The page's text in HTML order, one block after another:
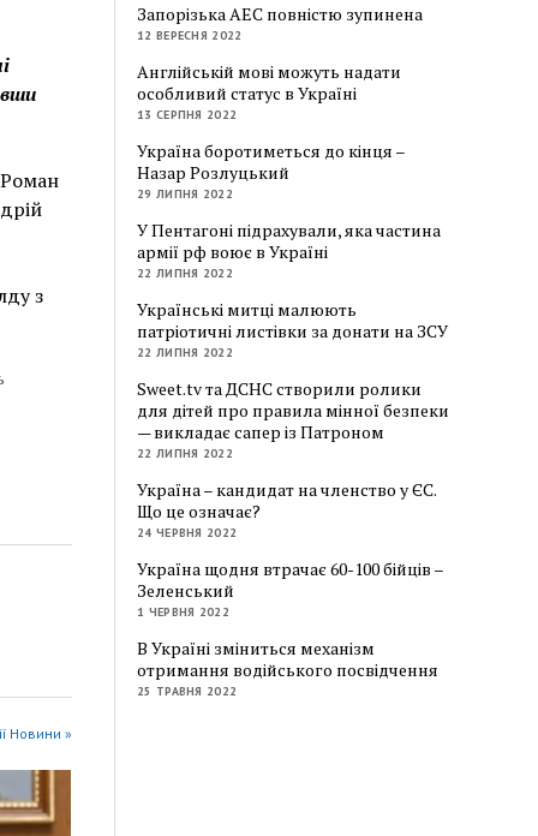
Роман
з
Новини »
Запорізька АЕС повністю зупинена
12 ВЕРЕСНЯ 2022
Англійській мові можуть надати
особливий статус в Україні
13 СЕРПНЯ 2022
Україна боротиметься до кінця –
Назар Розлуцький
29 ЛИПНЯ 2022
У Пентагоні підрахували, яка частина
армії рф воює в Україні
22 ЛИПНЯ 2022
Українські митці малюють
патріотичні листівки за донати на ЗСУ
22 ЛИПНЯ 2022
Sweet.tv та ДСНС створили ролики
для дітей про правила мінної безпеки
— викладає сапер із Патроном
22 ЛИПНЯ 2022
Україна – кандидат на членство у ЄС.
Що це означає?
24 ЧЕРВНЯ 2022
Україна щодня втрачає 60-100 бійців –
Зеленський
1 ЧЕРВНЯ 2022
В Україні зміниться механізм
отримання водійського посвідчення
25 ТРАВНЯ 2022